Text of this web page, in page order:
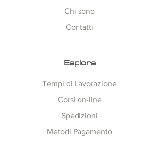
Chi sono
Contatti
Esplora
Tempi di Lavorazione
Corsi on-line
Spedizioni
Metodi Pagamento